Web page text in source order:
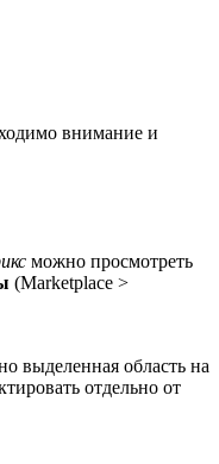
внимание и
можно просмотреть
(Marketplace >
выделенная область на
отдельно от